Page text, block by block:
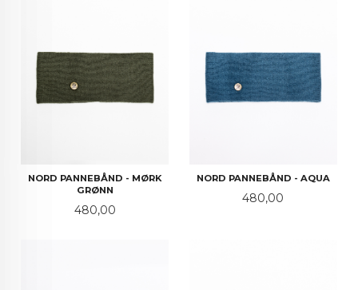
NORD PANNEBÅND - MØRK
GRØNN
Pris
480,00
NORD PANNEBÅND - AQUA
Pris
480,00